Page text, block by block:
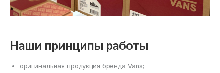
Наши принципы работы
оригинальная продукция бренда Vans;